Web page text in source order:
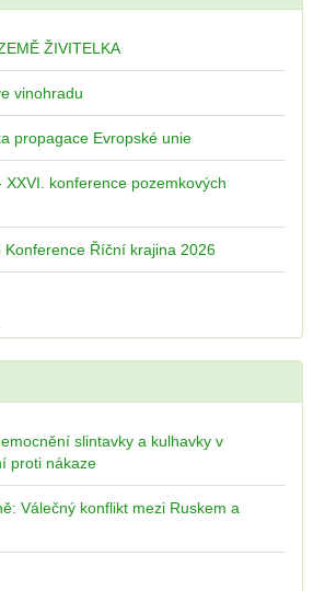
ŽIVITELKA
vinohradu
propagace Evropské unie
XXVI. konference pozemkových
Říční krajina 2026
slintavky a kulhavky v
proti nákaze
Válečný konflikt mezi Ruskem a